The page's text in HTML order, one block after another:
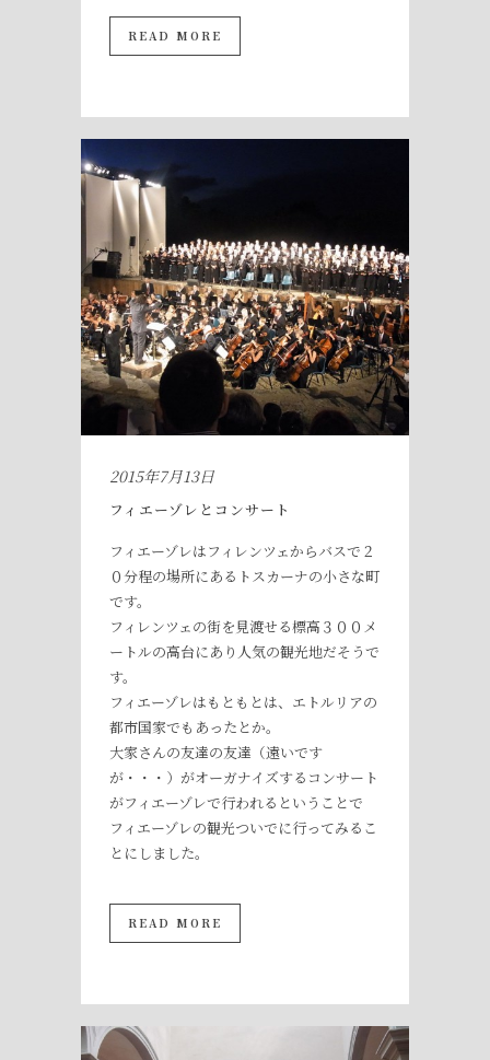
READ MORE
2015年7月13日
フィエーゾレとコンサート
フィエーゾレはフィレンツェからバスで２
０分程の場所にあるトスカーナの小さな町
です。
フィレンツェの街を見渡せる標高３００メ
ートルの高台にあり人気の観光地だそうで
す。
フィエーゾレはもともとは、エトルリアの
都市国家でもあったとか。
大家さんの友達の友達（遠いです
が・・・）がオーガナイズするコンサート
がフィエーゾレで行われるということで
フィエーゾレの観光ついでに行ってみるこ
とにしました。
READ MORE